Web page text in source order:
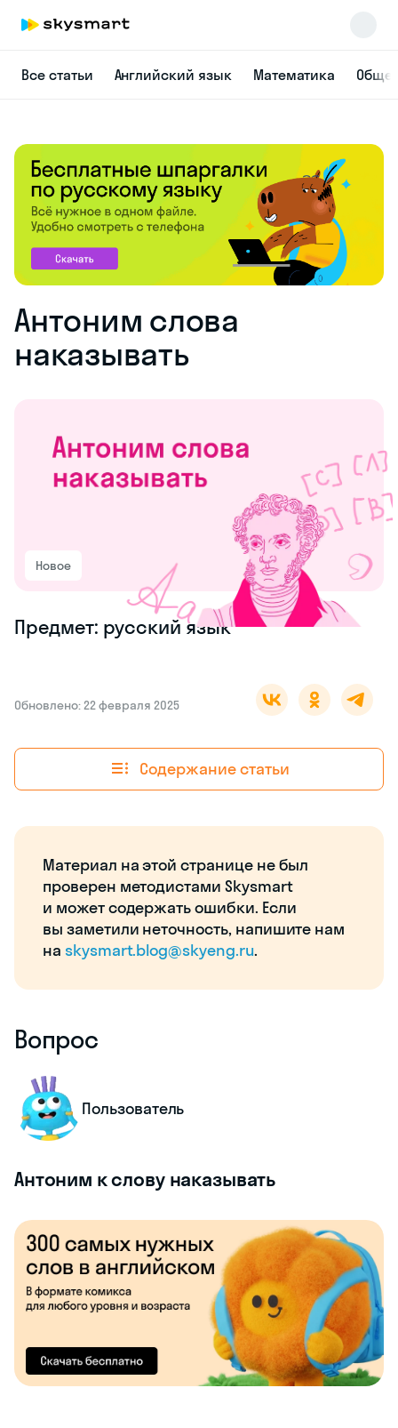
Все статьи Английский язык Математика
Антоним слова
наказывать
Новое
Предмет: русский язык
Обновлено: 22 февраля 2025
Содержание статьи
Материал на этой странице не был
проверен методистами Skysmart
и может содержать ошибки. Если
вы заметили неточность, напишите нам
на skysmart.blog@skyeng.ru.
Вопрос
Пользователь
Антоним к слову наказывать